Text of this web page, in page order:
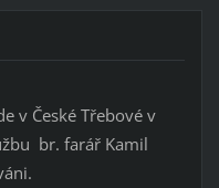
v České Třebové v
br. farář Kamil